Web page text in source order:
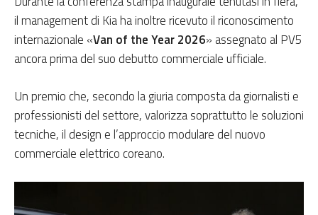
il management di Kia ha inoltre ricevuto il riconoscimento
internazionale «Van of the Year 2026» assegnato al PV5
ancora prima del suo debutto commerciale ufficiale.
Un premio che, secondo la giuria composta da giornalisti e
professionisti del settore, valorizza soprattutto le soluzioni
tecniche, il design e l’approccio modulare del nuovo
commerciale elettrico coreano.